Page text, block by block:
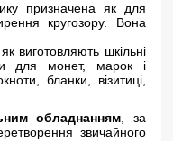
призначена як для
кругозору. Вона
виготовляють шкільні
для монет, марок і
бланки, візитиці,
обладнанням , за
звичайного